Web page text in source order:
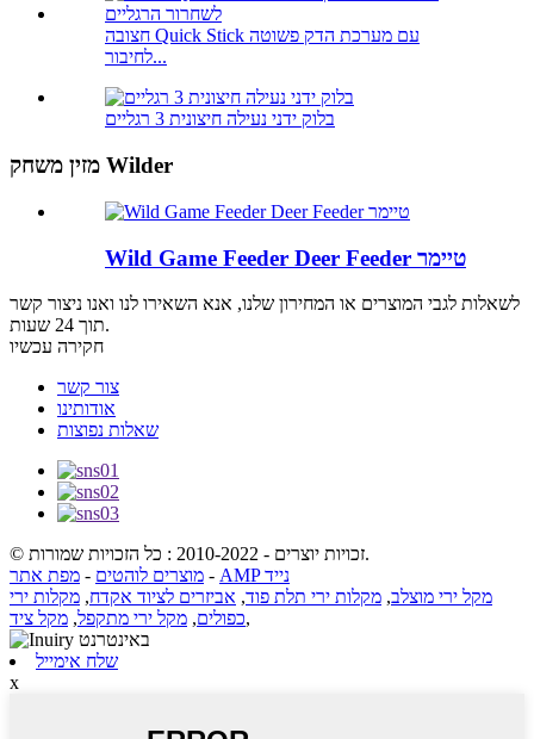
חצובה Quick Stick עם מערכת הדק פשוטה
לחיבור...
בלוק ידני נעילה חיצונית 3 רגליים
מזין משחק Wilder
Wild Game Feeder Deer Feeder טיימר
לשאלות לגבי המוצרים או המחירון שלנו, אנא השאירו לנו ואנו ניצור קשר
תוך 24 שעות.
חקירה עכשיו
צור קשר
אודותינו
שאלות נפוצות
© זכויות יוצרים - 2010-2022 : כל הזכויות שמורות.
מוצרים לוהטים - מפת אתר -
AMP נייד
מקל ירי מוצלב, מקלות ירי תלת פוד, אביזרים לציוד אקדח, מקלות ירי
כפולים, מקל ירי מתקפל, מקל ציד ,
שלח אימייל
x